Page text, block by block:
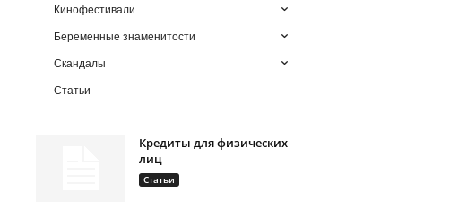
Кинофестивали
Беременные знаменитости
Скандалы
Статьи
Кредиты для физических
лиц
Статьи